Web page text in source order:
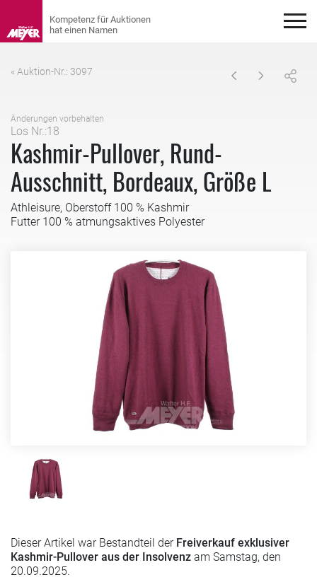
« Auktion-Nr.: 3097
Änderungen vorbehalten
Los Nr.:18
Kashmir-Pullover, Rund-
Ausschnitt, Bordeaux, Größe L
Athleisure, Oberstoff 100 % Kashmir
Futter 100 % atmungsaktives Polyester
Dieser Artikel war Bestandteil der Freiverkauf exklusiver
Kashmir-Pullover aus der Insolvenz am Samstag, den
20.09.2025.